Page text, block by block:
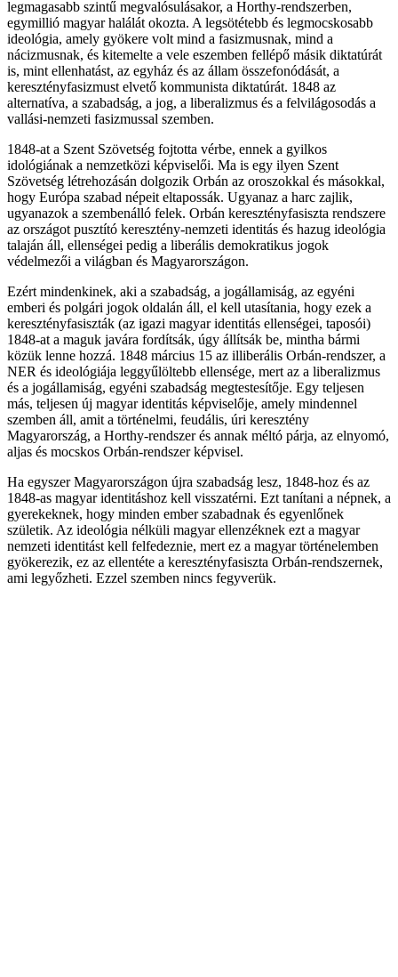
legmagasabb szintű megvalósulásakor, a Horthy-rendszerben,
egymillió magyar halálát okozta. A legsötétebb és legmocskosabb
ideológia, amely gyökere volt mind a fasizmusnak, mind a
nácizmusnak, és kitemelte a vele eszemben fellépő másik diktatúrát
is, mint ellenhatást, az egyház és az állam összefonódását, a
keresztényfasizmust elvető kommunista diktatúrát. 1848 az
alternatíva, a szabadság, a jog, a liberalizmus és a felvilágosodás a
vallási-nemzeti fasizmussal szemben.
1848-at a Szent Szövetség fojtotta vérbe, ennek a gyilkos
idológiának a nemzetközi képviselői. Ma is egy ilyen Szent
Szövetség létrehozásán dolgozik Orbán az oroszokkal és másokkal,
hogy Európa szabad népeit eltapossák. Ugyanaz a harc zajlik,
ugyanazok a szembenálló felek. Orbán keresztényfasiszta rendszere
az országot pusztító keresztény-nemzeti identitás és hazug ideológia
talaján áll, ellenségei pedig a liberális demokratikus jogok
védelmezői a világban és Magyarországon.
Ezért mindenkinek, aki a szabadság, a jogállamiság, az egyéni
emberi és polgári jogok oldalán áll, el kell utasítania, hogy ezek a
keresztényfasiszták (az igazi magyar identitás ellenségei, taposói)
1848-at a maguk javára fordítsák, úgy állítsák be, mintha bármi
közük lenne hozzá. 1848 március 15 az illiberális Orbán-rendszer, a
NER és ideológiája leggyűlöltebb ellensége, mert az a liberalizmus
és a jogállamiság, egyéni szabadság megtestesítője. Egy teljesen
más, teljesen új magyar identitás képviselője, amely mindennel
szemben áll, amit a történelmi, feudális, úri keresztény
Magyarország, a Horthy-rendszer és annak méltó párja, az elnyomó,
aljas és mocskos Orbán-rendszer képvisel.
Ha egyszer Magyarországon újra szabadság lesz, 1848-hoz és az
1848-as magyar identitáshoz kell visszatérni. Ezt tanítani a népnek, a
gyerekeknek, hogy minden ember szabadnak és egyenlőnek
születik. Az ideológia nélküli magyar ellenzéknek ezt a magyar
nemzeti identitást kell felfedeznie, mert ez a magyar történelemben
gyökerezik, ez az ellentéte a keresztényfasiszta Orbán-rendszernek,
ami legyőzheti. Ezzel szemben nincs fegyverük.